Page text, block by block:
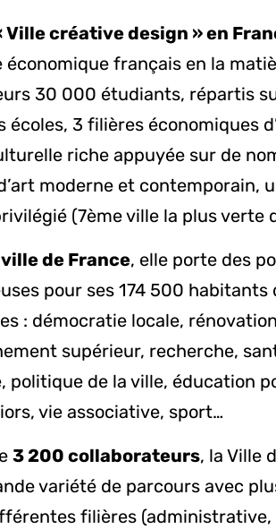
Ville créative design » en
économique français en la
30 000 étudiants, répartis
écoles, 3 filières économiques
riche appuyée sur de
moderne et contemporain,
(7ème ville la plus verte
de France, elle porte des
pour ses 174 500
: démocratie locale,
supérieur, recherche,
politique de la ville, éducation
vie associative, sport…
3 200 collaborateurs, la Ville
variété de parcours avec
filières